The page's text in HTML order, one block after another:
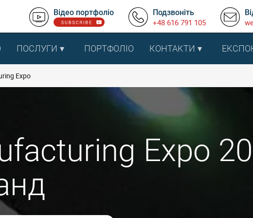
Відео портфоліо Подзвоніть
+48 616 791 105
ПОСЛУГИ ПОРТФОЛІО КОНТАКТИ
Expo
Expo